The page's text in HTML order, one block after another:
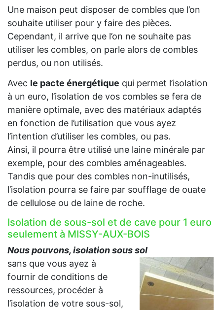
Une maison peut disposer de combles que l’on
souhaite utiliser pour y faire des pièces.
Cependant, il arrive que l’on ne souhaite pas
utiliser les combles, on parle alors de combles
perdus, ou non utilisés.
Avec le pacte énergétique qui permet l’isolation
à un euro, l’isolation de vos combles se fera de
manière optimale, avec des matériaux adaptés
en fonction de l’utilisation que vous ayez
l’intention d’utiliser les combles, ou pas.
Ainsi, il pourra être utilisé une laine minérale par
exemple, pour des combles aménageables.
Tandis que pour des combles non-inutilisés,
l’isolation pourra se faire par soufflage de ouate
de cellulose ou de laine de roche.
Isolation de sous-sol et de cave pour 1 euro
seulement à MISSY-AUX-BOIS
Nous pouvons, isolation sous sol
sans que vous ayez à
fournir de conditions de
ressources, procéder à
l’isolation de votre sous-sol,